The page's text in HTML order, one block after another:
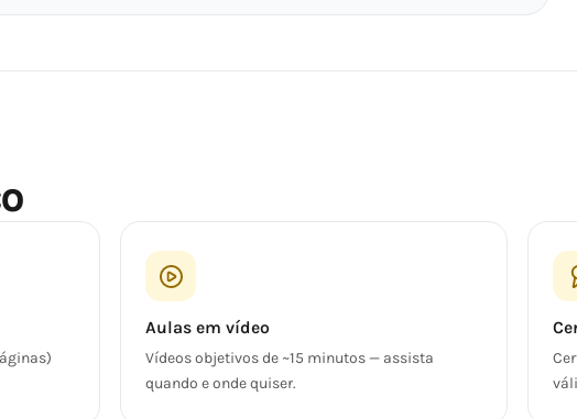
Aulas em vídeo
Vídeos objetivos de ~15 minutos — assista
quando e onde quiser.